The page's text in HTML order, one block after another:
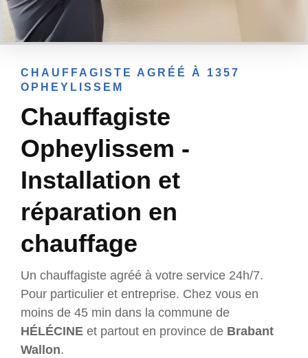
CHAUFFAGISTE AGRÉÉ À 1357
OPHEYLISSEM
Chauffagiste
Opheylissem -
Installation et
réparation en
chauffage
Un chauffagiste agréé à votre service 24h/7.
Pour particulier et entreprise. Chez vous en
moins de 45 min dans la commune de
HÉLÉCINE et partout en province de Brabant
Wallon.